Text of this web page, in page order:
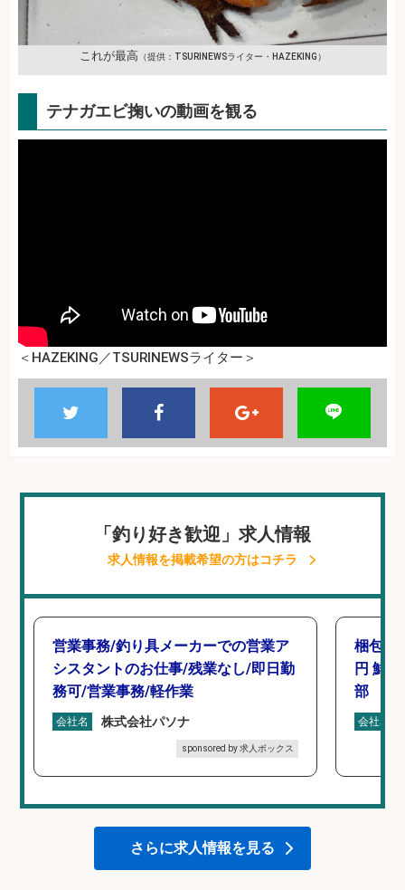
これが最高 （提供：TSURINEWSライター・HAZEKING）
テナガエビ掬いの動画を観る
＜HAZEKING／TSURINEWSライター＞
「釣り好き歓迎」求人情報
求人情報を掲載希望の方はコチラ
営業事務/釣り具メーカーでの営業ア
シスタントのお仕事/残業なし/即日勤
務可/営業事務/軽作業
会社名 株式会社パソナ
sponsored by 求人ボックス
梱包・
円 鮮
部
会社名
さらに求人情報を見る